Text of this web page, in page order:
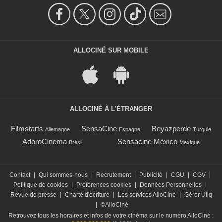
ALLOCINÉ SUR MOBILE
ALLOCINÉ À L'ÉTRANGER
Filmstarts Allemagne SensaCine Espagne Beyazperde Turquie
AdoroCinema Brésil Sensacine México Mexique
Contact Qui sommes-nous Recrutement Publicité CGU CGV
Politique de cookies
Préférences cookies Données Personnelles
Revue de presse
Charte d'écriture Les services AlloCiné
Gérer Utiq
©AlloCiné
Retrouvez tous les horaires et infos de votre cinéma sur le numéro AlloCiné :